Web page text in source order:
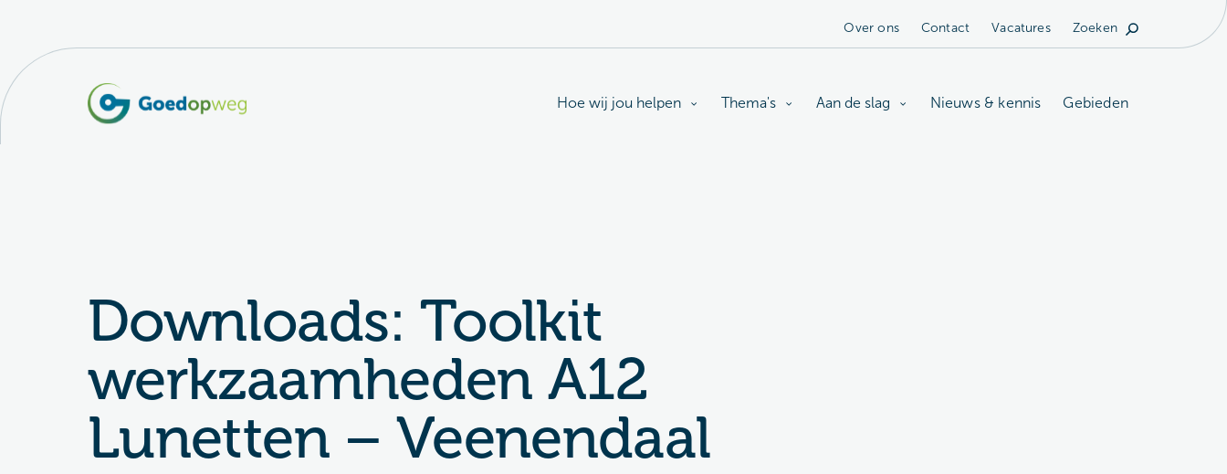
Over ons Contact Vacatures Zoeken
Hoe wij jou helpen Thema's Aan de slag Nieuws & kennis Gebieden
Downloads: Toolkit
werkzaamheden A12
Lunetten – Veenendaal